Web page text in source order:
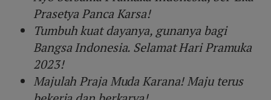
Prasetya Panca Karsa!
Tumbuh kuat dayanya, gunanya bagi
Bangsa Indonesia. Selamat Hari Pramuka
2023!
Majulah Praja Muda Karana! Maju terus